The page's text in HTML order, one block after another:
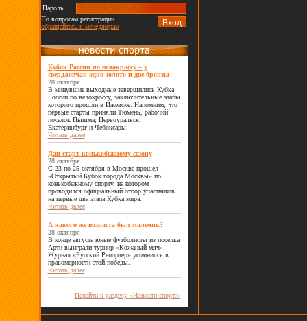
Пароль
По вопросам регистрации
обращайтесь к менеджерам
Кубок России по велокроссу – у
свердловчан одно золото и две бронзы
28 октября
В минувшие выходные завершились Кубка
России по велокроссу, заключительные этапы
которого прошли в Ижевске. Напомним, что
первые старты приняли Тюмень, рабочий
поселок Пышма, Первоуральск,
Екатеринбург и Чебоксары.
Читать далее
Дан старт конькобежному сезону
28 октября
С 23 по 25 октября в Москве прошел
«Открытый Кубок города Москвы» по
конькобежному спорту, на котором
проводился официальный отбор участников
на первые два этапа Кубка мира.
Читать далее
А какого же возраста был мальчик?
28 октября
В конце августа юные футболисты из поселка
Арти выиграли турнир «Кожаный мяч».
Журнал «Русский Репортер» усомнился в
правомерности этой победы.
Читать далее
Перейти к разделу «Новости спорта»